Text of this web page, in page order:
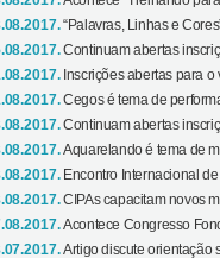
“Palavras, Linhas e
Continuam abertas
Inscrições abertas para
Cegos é tema de
Continuam abertas
Aquarelando é tema de
Encontro Internacional
CIPAs capacitam novos
Acontece Congresso
Artigo discute orientação